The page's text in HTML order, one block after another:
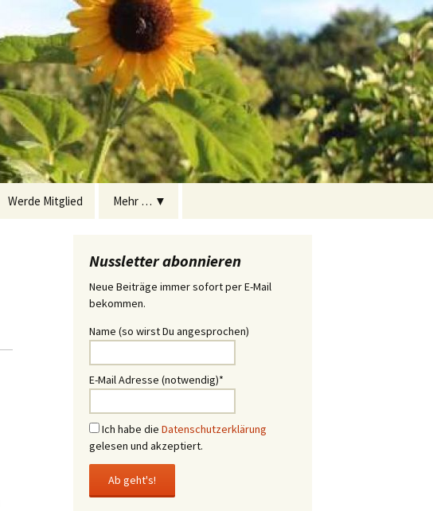
Werde Mitglied Mehr … ▼
Kleingärtnerische Nutzung
und Drittel-Regelung
Schwarzwasser-Abfuhr
Hochwasser
Baugenehmigungen
Stromzähler ablesen!
Nussletter abonnieren
Neue Beiträge immer sofort per E-Mail
bekommen.
Name (so wirst Du angesprochen)
E-Mail Adresse (notwendig)*
Ich habe die Datenschutzerklärung
gelesen und akzeptiert.